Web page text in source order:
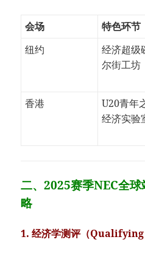
会场 特色环节
纽约
经济超级
尔街工坊
香港
U20青年
经济实验
二、2025赛季NEC全
略
​1. 经济学测评（Qualifying